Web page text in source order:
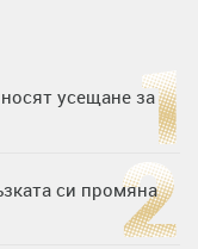
усещане за
си промяна